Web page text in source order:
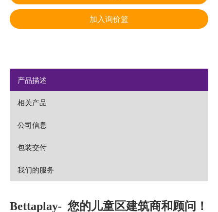
加入询价篮
产品描述
相关产品
公司信息
包装交付
我们的服务
Bettaplay- 您的儿童区建筑商和顾问！